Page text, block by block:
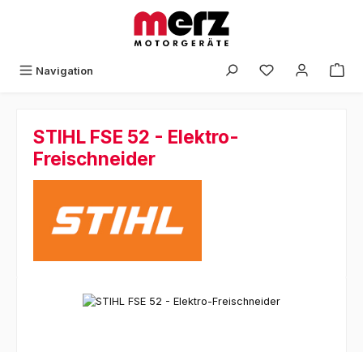
Navigation
STIHL FSE 52 - Elektro-
Freischneider
Bildergalerie überspringen